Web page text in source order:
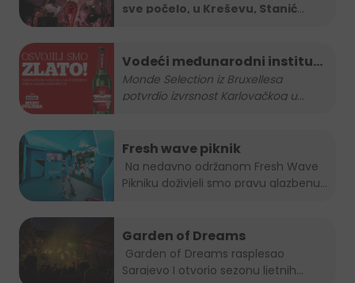
sve počelo, u Kreševu, Stanić
Vodeći međunarodni institut
za kvalitetu nagradio
Karlovačko zlatnom
Monde Selection iz Bruxellesa
potvrdio izvrsnost Karlovačkog u...
Fresh wave piknik
Pikniku doživjeli smo pravu glazbenu...
Garden of Dreams
Sarajevo I otvorio sezonu ljetnih...